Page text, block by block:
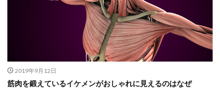
2019年9月12日
筋肉を鍛えているイケメンがおしゃれに見えるのはなぜ